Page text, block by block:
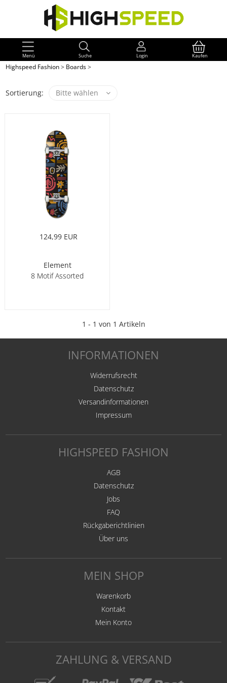
Menü Suche Login Kaufen
Highspeed Fashion> Boards>
Sortierung: Bitte wählen
124,99 EUR
Element
8 Motif Assorted
1 - 1 von 1 Artikeln
INFORMATIONEN
Widerrufsrecht
Datenschutz
Versandinformationen
Impressum
HIGHSPEED FASHION
AGB
Datenschutz
Jobs
FAQ
Rückgaberichtlinien
Über uns
MEIN SHOP
Warenkorb
Kontakt
Mein Konto
ZAHLUNG & VERSAND